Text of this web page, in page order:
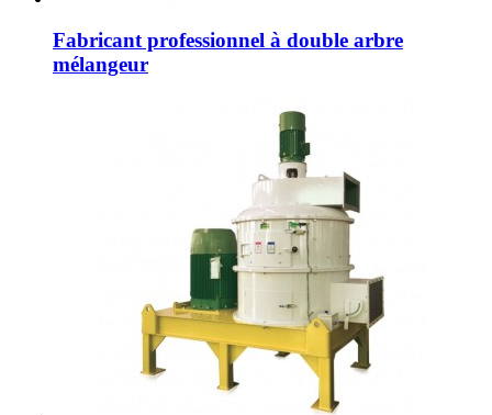
Fabricant professionnel à double arbre
mélangeur